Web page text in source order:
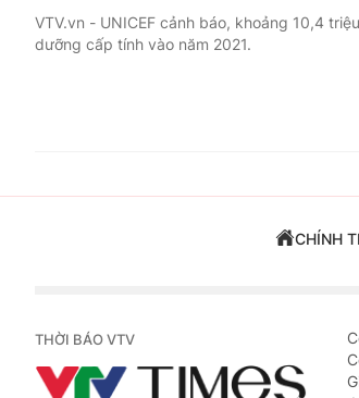
VTV.vn - UNICEF cảnh báo, khoảng 10,4
dưỡng cấp tính vào năm 2021.
CHÍNH
THỜI BÁO VTV